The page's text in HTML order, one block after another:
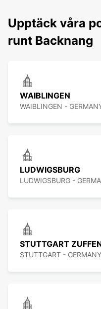
Upptäck våra
runt Backnang
WAIBLINGEN
WAIBLINGEN -
LUDWIGSBURG
LUDWIGSBURG -
STUTTGART
STUTTGART - GERMANY